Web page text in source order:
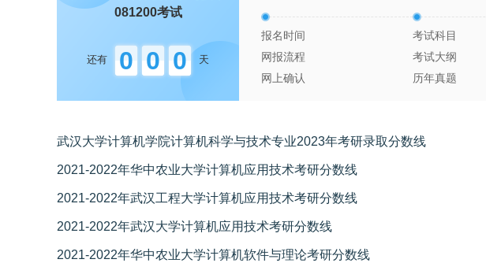
081200考试
还有 0 0 0 天
报名时间
网报流程
网上确认
考试科目
考试大纲
历年真题
武汉大学计算机学院计算机科学与技术专业2023年考研录取分数线
2021-2022年华中农业大学计算机应用技术考研分数线
2021-2022年武汉工程大学计算机应用技术考研分数线
2021-2022年武汉大学计算机应用技术考研分数线
2021-2022年华中农业大学计算机软件与理论考研分数线